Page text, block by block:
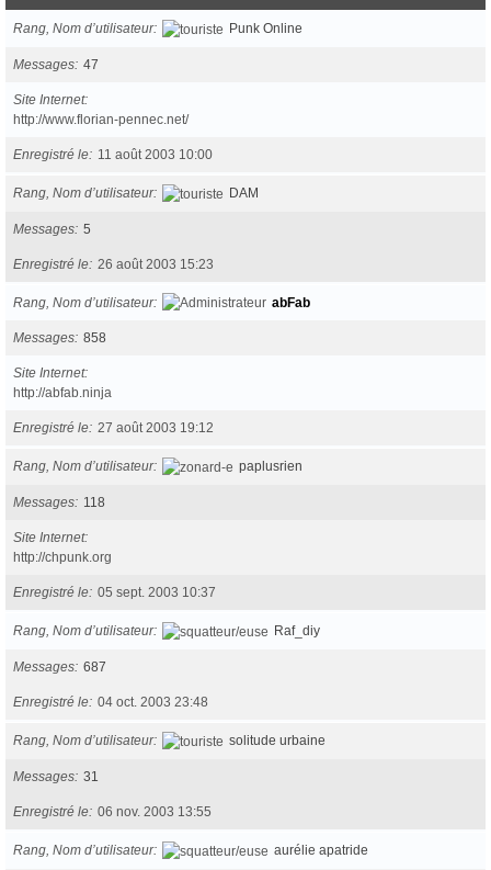
Rang, Nom d’utilisateur Punk Online
Messages 47
Site Internet
http://www.florian-pennec.net/
Enregistré le 11 août 2003 10:00
Rang, Nom d’utilisateur DAM
Messages 5
Enregistré le 26 août 2003 15:23
Rang, Nom d’utilisateur abFab
Messages 858
Site Internet
http://abfab.ninja
Enregistré le 27 août 2003 19:12
Rang, Nom d’utilisateur paplusrien
Messages 118
Site Internet
http://chpunk.org
Enregistré le 05 sept. 2003 10:37
Rang, Nom d’utilisateur Raf_diy
Messages 687
Enregistré le 04 oct. 2003 23:48
Rang, Nom d’utilisateur solitude urbaine
Messages 31
Enregistré le 06 nov. 2003 13:55
Rang, Nom d’utilisateur aurélie apatride